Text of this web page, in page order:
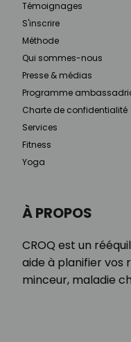
À PROPOS
CROQ est un
aide à planifier vos
minceur, maladie
Témoignages
S'inscrire
Méthode
Qui sommes-nous
Presse & médias
Programme
Charte de confidentialité
Services
Fitness
Yoga